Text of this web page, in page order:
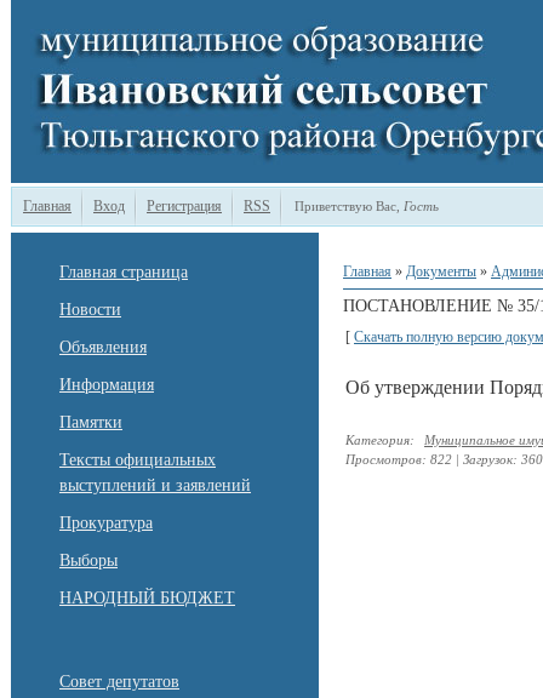
Главная Вход Регистрация RSS Приветствую Вас Гость
Главная страница
Новости
Объявления
Информация
Памятки
Тексты официальных
выступлений и заявлений
Прокуратура
Выборы
НАРОДНЫЙ БЮДЖЕТ
Совет депутатов
Главная » Документы »
ПОСТАНОВЛЕНИЕ № 35/
[ Скачать полную версию
Об утверждении
Категория:
Муниципальное
Просмотров: 822 | Загрузок: 360